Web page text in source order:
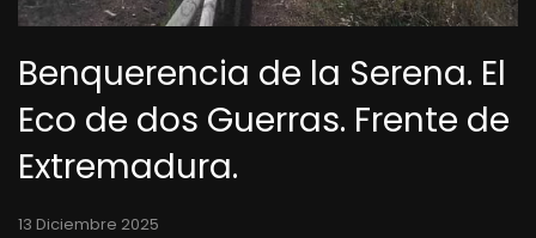
Benquerencia de la Serena. El
Eco de dos Guerras. Frente de
Extremadura.
13 Diciembre 2025